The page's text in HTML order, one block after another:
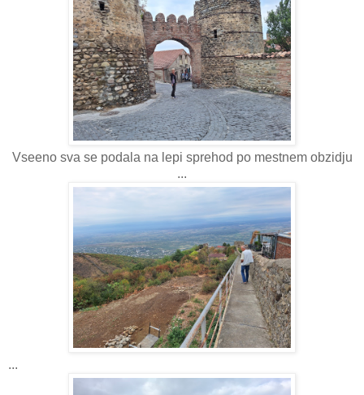
Vseeno sva se podala na lepi sprehod po mestnem obzidju
...
...